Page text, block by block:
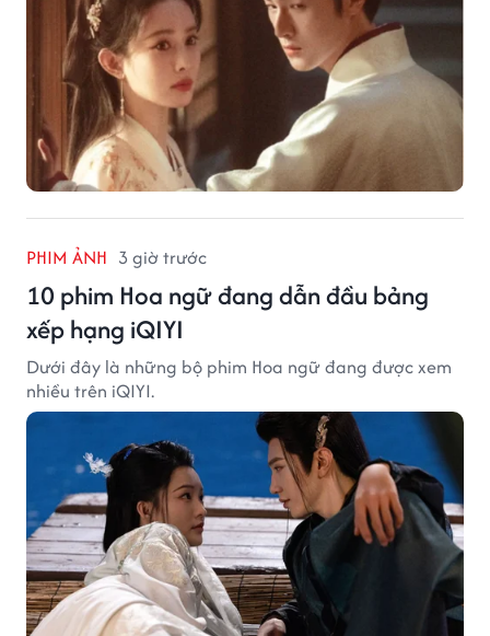
PHIM ẢNH 3 giờ trước
10 phim Hoa ngữ đang dẫn đầu bảng
xếp hạng iQIYI
Dưới đây là những bộ phim Hoa ngữ đang được xem
nhiều trên iQIYI.